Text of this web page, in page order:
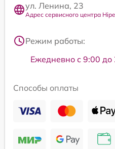
ул. Ленина, 23
Адрес сервисного центра
Режим работы:
Ежедневно с 9:00 до
Способы оплаты